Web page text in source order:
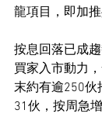
龍項目，即加推
按息回落已成
買家入市動力
末約有逾250伙
31伙，按周急增